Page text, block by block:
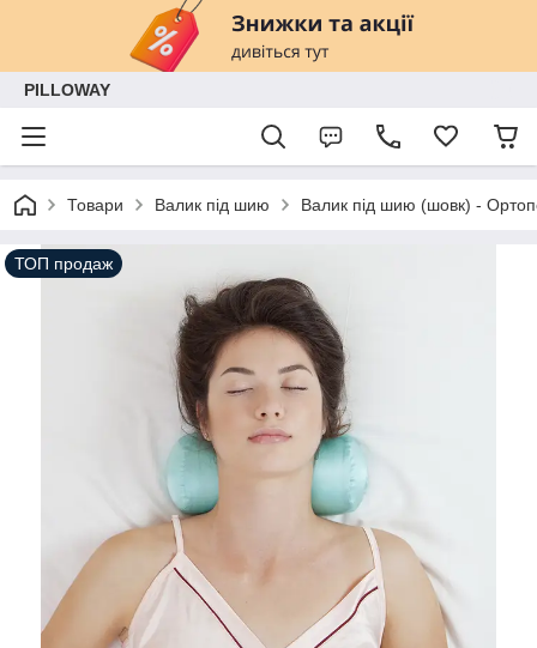
PILLOWAY
Товари Валик під шию Валик під шию (шовк) -
ТОП продаж